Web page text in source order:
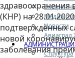
Медиа
Новости
Авиаград
Структура
здравоохранения
(КНР) на
подтверждённых
новой
заболевания